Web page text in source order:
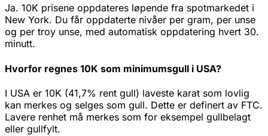
Ja. 10K prisene oppdateres løpende fra spotmarkedet i
New York. Du får oppdaterte nivåer per gram, per unse
og per troy unse, med automatisk oppdatering hvert 30.
minutt.
Hvorfor regnes 10K som minimumsgull i USA?
I USA er 10K (41,7% rent gull) laveste karat som lovlig
kan merkes og selges som gull. Dette er definert av FTC.
Lavere renhet må merkes som for eksempel gullbelagt
eller gullfylt.